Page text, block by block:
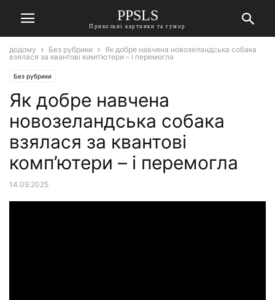
PPSLS
Прикольні картинки та гумор
додому Без рубрики
Як добре навчена новозеландська собака
взялася за квантові комп’ютери – і перемогла
Без рубрики
Як добре навчена
новозеландська собака
взялася за квантові
комп’ютери – і перемогла
14.09.2025